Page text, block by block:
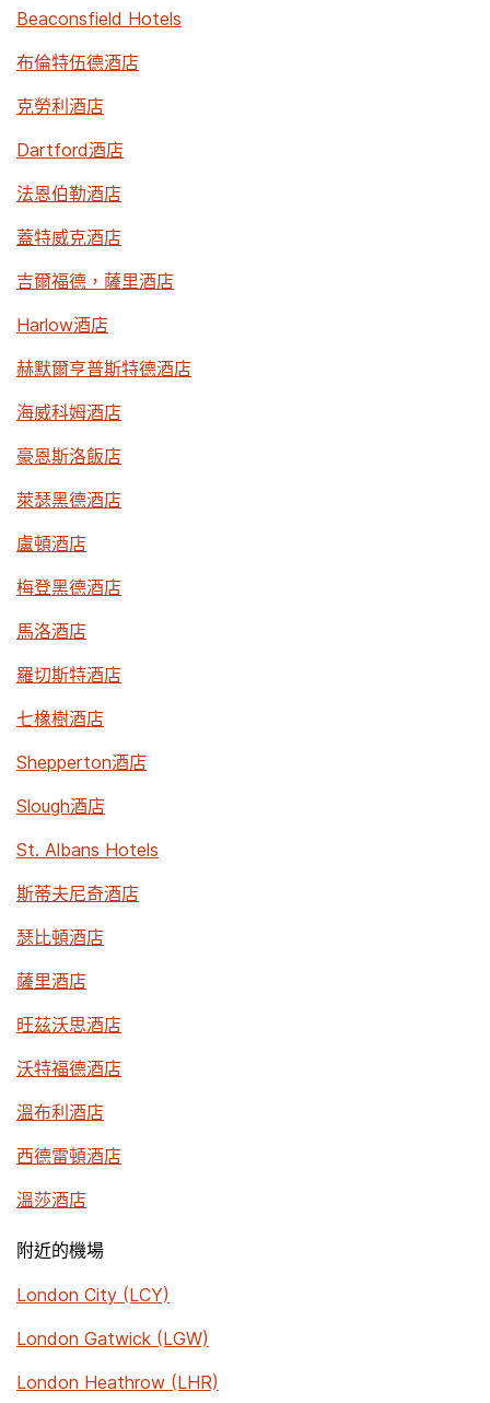
Beaconsfield Hotels
布倫特伍德酒店
克勞利酒店
Dartford酒店
法恩伯勒酒店
蓋特威克酒店
吉爾福德，薩里酒店
Harlow酒店
赫默爾亨普斯特德酒店
海威科姆酒店
豪恩斯洛飯店
萊瑟黑德酒店
盧頓酒店
梅登黑德酒店
馬洛酒店
羅切斯特酒店
七橡樹酒店
Shepperton酒店
Slough酒店
St. Albans Hotels
斯蒂夫尼奇酒店
瑟比頓酒店
薩里酒店
旺茲沃思酒店
沃特福德酒店
溫布利酒店
西德雷頓酒店
溫莎酒店
附近的機場
London City (LCY)
London Gatwick (LGW)
London Heathrow (LHR)